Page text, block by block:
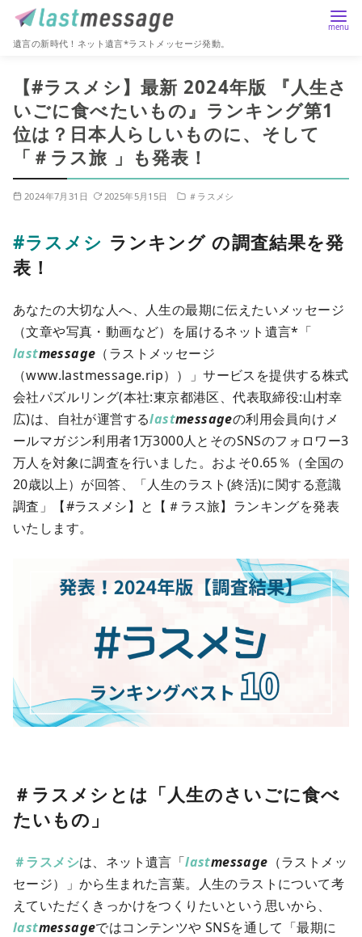
遺言の新時代！ネット遺言*ラストメッセージ発動。
【#ラスメシ】最新 2024年版 『人生さ
いごに食べたいもの』ランキング第1
位は？日本人らしいものに、そして
「＃ラス旅 」も発表！
2024年7月31日 2025年5月15日 ＃ラスメシ
#ラスメシ ランキング の調査結果を発
表！
あなたの大切な人へ、人生の最期に伝えたいメッセージ
（文章や写真・動画など）を届けるネット遺言*「
lastmessage （ラストメッセージ
（www.lastmessage.rip））」サービスを提供する株式
会社パズルリング(本社:東京都港区、代表取締役:山村幸
広)は、自社が運営するlastmessageの利用会員向けメ
ールマガジン利用者1万3000人とそのSNSのフォロワー3
万人を対象に調査を行いました。およそ0.65％（全国の
20歳以上）が回答、「人生のラスト(終活)に関する意識
調査」【#ラスメシ】と【＃ラス旅】ランキングを発表
いたします。
＃ラスメシとは「人生のさいごに食べ
たいもの」
＃ラスメシは、ネット遺言「lastmessage （ラストメッ
セージ）」から生まれた言葉。人生のラストについて考
えていただくきっかけをつくりたいという思いから、
lastmessageではコンテンツや SNSを通して「最期に